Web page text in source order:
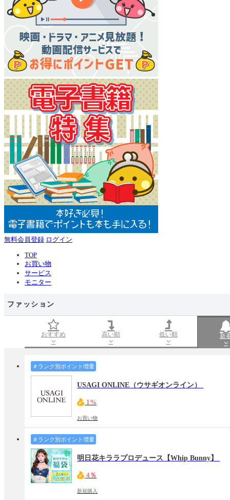
無料会員登録 ログイン
TOP
お買い物
サービス
モニター
ファッション
おすすめ 高い順 低い順 新
＃ランク別ポイント増量
USAGI ONLINE（ウサギオンライン）
1%
お買い物
＃ランク別ポイント増量
明日花キララプロデュース【Whip Bunny】
4％
新規購入